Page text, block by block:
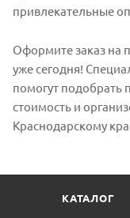
привлекательные
Оформите заказ
уже сегодня!
помогут подобрать
стоимость и
Краснодарскому
КАТАЛОГ